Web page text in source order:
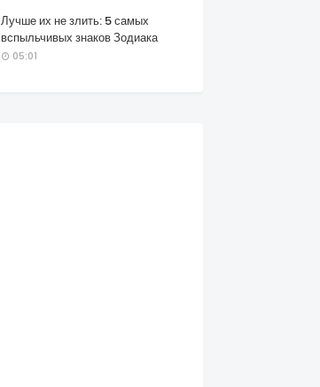
Лучше их не злить: 5 самых
вспыльчивых знаков Зодиака
05:01